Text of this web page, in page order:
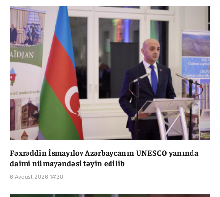
Fəxrəddin İsmayılov Azərbaycanın UNESCO yanında
daimi nümayəndəsi təyin edilib
6 Avqust 2026 14:30